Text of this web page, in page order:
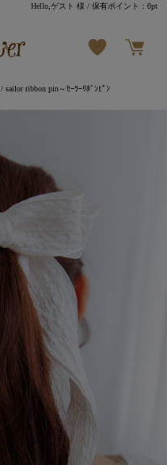
Hello,ゲスト 様 / 保有ポイント：0pt
/ sailor ribbon pin～ｾｰﾗｰﾘﾎﾞﾝﾋﾟﾝ